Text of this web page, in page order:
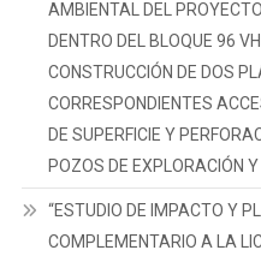
AMBIENTAL DEL
DENTRO DEL BLOQUE 96
CONSTRUCCIÓN DE DOS
CORRESPONDIENTES
DE SUPERFICIE Y
POZOS DE EXPLORACIÓN
“ESTUDIO DE IMPACTO Y
COMPLEMENTARIO A LA